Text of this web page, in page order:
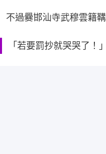
不過爨邯汕寺武穆雲籍
「若要罰抄就哭哭了！」